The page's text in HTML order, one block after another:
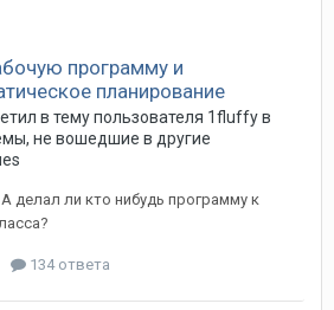
программу и
планирование
в тему пользователя 1fluffy в
не вошедшие в другие
делал ли кто нибудь программу к
134 ответа